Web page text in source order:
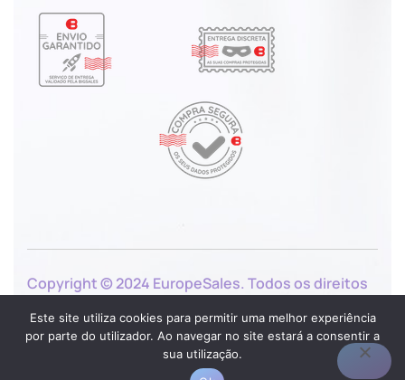
Copyright © 2024 EuropeSales. Todos os direitos
Este site utiliza cookies para permitir uma melhor experiência
por parte do utilizador. Ao navegar no site estará a consentir a
sua utilização.